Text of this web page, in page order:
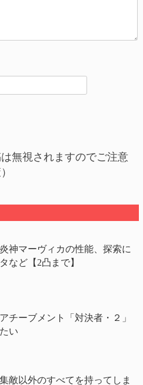
無視されますのでご注意
神マーヴィカの性能、探索に
など【2凸まで】
チーブメント「対決者・２」
い
敵以外のすべてを持ってしま